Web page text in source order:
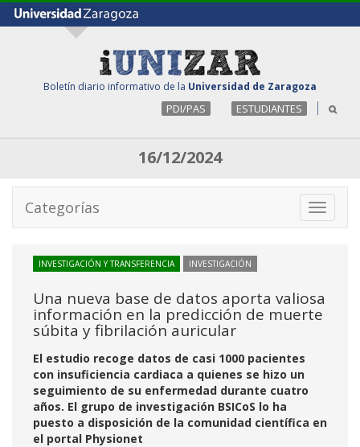
Boletín diario informativo de la Universidad de Zaragoza
PDI/PAS ESTUDIANTES
16/12/2024
Toggle
Categorías
INVESTIGACIÓN Y TRANSFERENCIA INVESTIGACIÓN
Una nueva base de datos aporta valiosa
información en la predicción de muerte
súbita y fibrilación auricular
El estudio recoge datos de casi 1000 pacientes
con insuficiencia cardiaca a quienes se hizo un
seguimiento de su enfermedad durante cuatro
años. El grupo de investigación BSICoS lo ha
puesto a disposición de la comunidad científica en
el portal Physionet